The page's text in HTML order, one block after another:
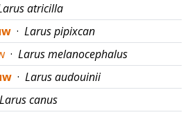
atricilla
· Larus pipixcan
· Larus melanocephalus
· Larus audouinii
Larus canus